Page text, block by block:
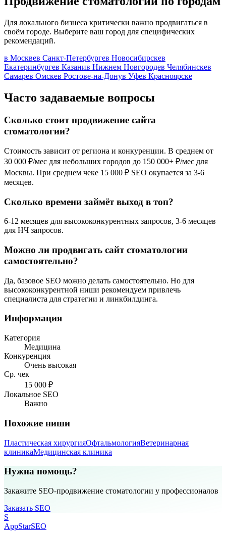
Для локального бизнеса критически важно продвигаться в
своём городе. Выберите ваш город для специфических
рекомендаций.
в Москвев Санкт-Петербургев Новосибирскев
Екатеринбургев Казанив Нижнем Новгородев Челябинскев
Самарев Омскев Ростове-на-Донув Уфев Красноярске
Часто задаваемые вопросы
Сколько стоит продвижение сайта
стоматологии?
Стоимость зависит от региона и конкуренции. В среднем от
30 000 ₽/мес для небольших городов до 150 000+ ₽/мес для
Москвы. При среднем чеке 15 000 ₽ SEO окупается за 3-6
месяцев.
Сколько времени займёт выход в топ?
6-12 месяцев для высококонкурентных запросов, 3-6 месяцев
для НЧ запросов.
Можно ли продвигать сайт стоматологии
самостоятельно?
Да, базовое SEO можно делать самостоятельно. Но для
высококонкурентной ниши рекомендуем привлечь
специалиста для стратегии и линкбилдинга.
Информация
Категория
Медицина
Конкуренция
Очень высокая
Ср. чек
15 000 ₽
Локальное SEO
Важно
Похожие ниши
Пластическая хирургияОфтальмологияВетеринарная
клиникаМедицинская клиника
Нужна помощь?
Закажите SEO-продвижение стоматологии у профессионалов
Заказать SEO
S
AppStarSEO